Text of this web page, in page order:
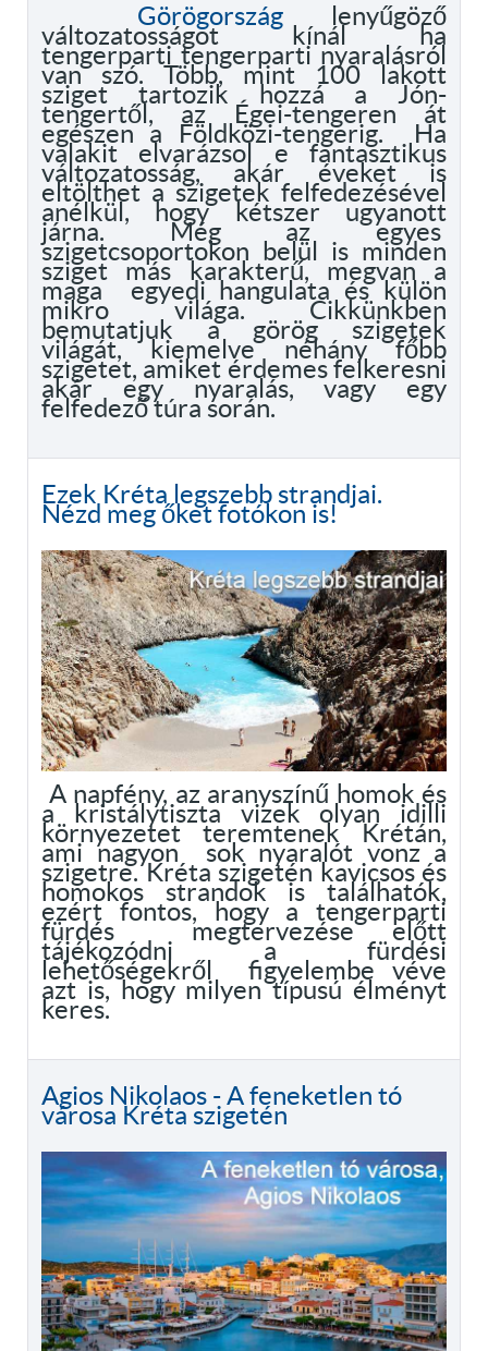
Görögország lenyűgöző
változatosságot kínál ha
tengerparti tengerparti nyaralásról
van szó. Több, mint 100 lakott
sziget tartozik hozzá a Jón-
tengertől, az Égei-tengeren át
egészen a Földközi-tengerig. Ha
valakit elvarázsol e fantasztikus
változatosság, akár éveket is
eltölthet a szigetek felfedezésével
anélkül, hogy kétszer ugyanott
járna. Még az egyes
szigetcsoportokon belül is minden
sziget más karakterű, megvan a
maga egyedi hangulata és külön
mikro világa. Cikkünkben
bemutatjuk a görög szigetek
világát, kiemelve néhány főbb
szigetet, amiket érdemes felkeresni
akár egy nyaralás, vagy egy
felfedező túra során.
Ezek Kréta legszebb strandjai.
Nézd meg őket fotókon is!
A napfény, az aranyszínű homok és
a kristálytiszta vizek olyan idilli
környezetet teremtenek Krétán,
ami nagyon sok nyaralót vonz a
szigetre. Kréta szigetén kavicsos és
homokos strandok is találhatók,
ezért fontos, hogy a tengerparti
fürdés megtervezése előtt
tájékozódni a fürdési
lehetőségekről figyelembe véve
azt is, hogy milyen típusú élményt
keres.
Agios Nikolaos - A feneketlen tó
városa Kréta szigetén